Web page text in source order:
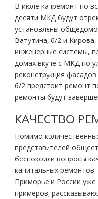
В июле капремонт по
десяти МКД будут
установлены
Ватутина, 6/2 и
инженерные системы,
домах вкупе с МКД по
реконструкция
6/2 предстоит ремонт
ремонты будут
КАЧЕСТВО
Помимо
представителей
беспокоили вопросы
капитальных
Приморье и России уже
примеров,